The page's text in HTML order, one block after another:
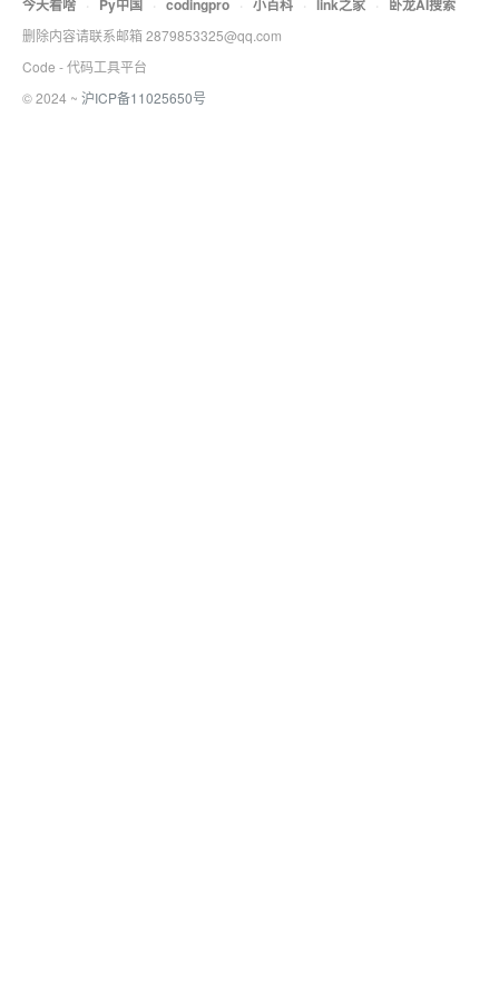
今天看啥 · Py中国 · codingpro · 小百科 · link之家 · 卧龙AI搜索
删除内容请联系邮箱 2879853325@qq.com
Code - 代码工具平台
© 2024 ~ 沪ICP备11025650号